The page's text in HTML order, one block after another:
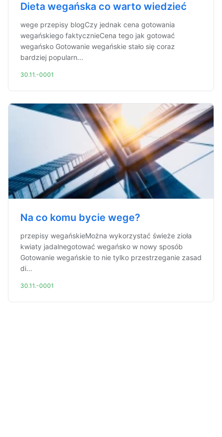
Dieta wegańska co warto wiedzieć
wege przepisy blogCzy jednak cena gotowania
wegańskiego faktycznieCena tego jak gotować
wegańsko Gotowanie wegańskie stało się coraz
bardziej popularn...
30.11.-0001
Na co komu bycie wege?
przepisy wegańskieMożna wykorzystać świeże zioła
kwiaty jadalnegotować wegańsko w nowy sposób
Gotowanie wegańskie to nie tylko przestrzeganie zasad
di...
30.11.-0001